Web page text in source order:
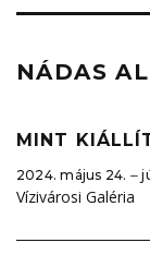
NÁDAS
MINT
2024. május 24. ‒
Vízivárosi Galéria